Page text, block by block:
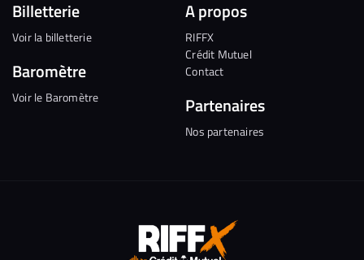
Billetterie
Voir la billetterie
Baromètre
Voir le Baromètre
A propos
RIFFX
Crédit Mutuel
Contact
Partenaires
Nos partenaires